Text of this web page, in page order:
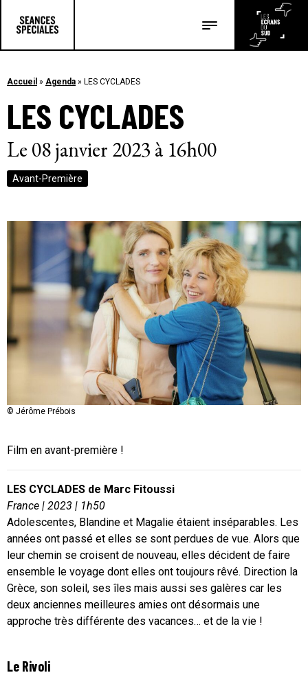
Les articles
Accueil » Agenda » LES CYCLADES
LES CYCLADES
Le 08 janvier 2023 à 16h00
Avant-Première
© Memento
© Jérôme Prébois
© Chloé Kritharas
Film en avant-première !
LES CYCLADES de Marc Fitoussi
France | 2023 | 1h50
Adolescentes, Blandine et Magalie étaient inséparables. Les
années ont passé et elles se sont perdues de vue. Alors que
leur chemin se croisent de nouveau, elles décident de faire
ensemble le voyage dont elles ont toujours rêvé. Direction la
Grèce, son soleil, ses îles mais aussi ses galères car les
deux anciennes meilleures amies ont désormais une
approche très différente des vacances… et de la vie !
Le Rivoli